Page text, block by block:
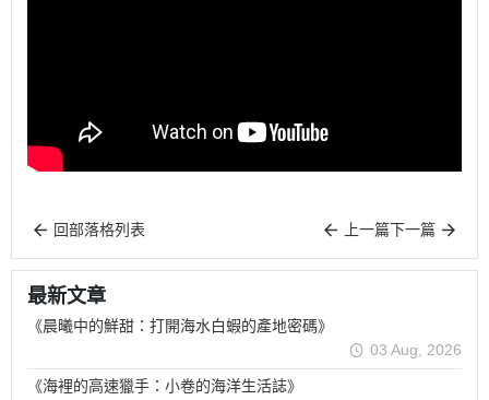
回部落格列表 上一篇下一篇
最新文章
《晨曦中的鮮甜：打開海水白蝦的產地密碼》
03 Aug, 2026
《海裡的高速獵手：小卷的海洋生活誌》